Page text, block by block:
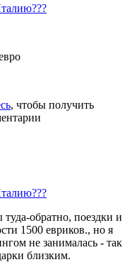
, чтобы получить
обратно, поездки и
1500 евриков., но я
не занималась - так
близким.